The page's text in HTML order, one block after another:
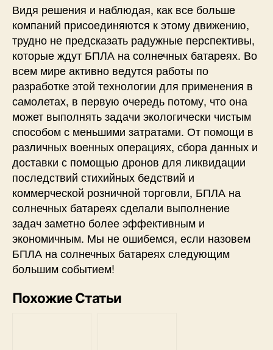
Видя решения и наблюдая, как все больше
компаний присоединяются к этому движению,
трудно не предсказать радужные перспективы,
которые ждут БПЛА на солнечных батареях. Во
всем мире активно ведутся работы по
разработке этой технологии для применения в
самолетах, в первую очередь потому, что она
может выполнять задачи экологически чистым
способом с меньшими затратами. От помощи в
различных военных операциях, сбора данных и
доставки с помощью дронов для ликвидации
последствий стихийных бедствий и
коммерческой розничной торговли, БПЛА на
солнечных батареях сделали выполнение
задач заметно более эффективным и
экономичным. Мы не ошибемся, если назовем
БПЛА на солнечных батареях следующим
большим событием!
Похожие Статьи